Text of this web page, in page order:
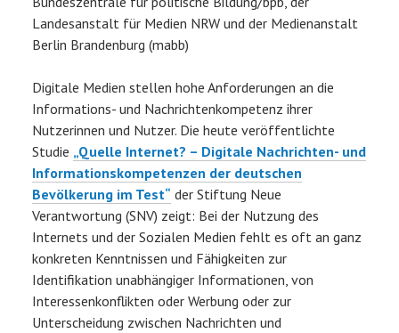
Landesanstalt für Medien NRW und der Medienanstalt
Berlin Brandenburg (mabb)
Digitale Medien stellen hohe Anforderungen an die
Informations- und Nachrichtenkompetenz ihrer
Nutzerinnen und Nutzer. Die heute veröffentlichte
Studie „Quelle Internet? – Digitale Nachrichten- und
Informationskompetenzen der deutschen
Bevölkerung im Test“ der Stiftung Neue
Verantwortung (SNV) zeigt: Bei der Nutzung des
Internets und der Sozialen Medien fehlt es oft an ganz
konkreten Kenntnissen und Fähigkeiten zur
Identifikation unabhängiger Informationen, von
Interessenkonflikten oder Werbung oder zur
Unterscheidung zwischen Nachrichten und